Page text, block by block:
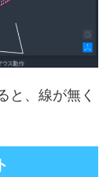
と、線が無く